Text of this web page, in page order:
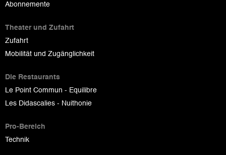
Abonnemente
Theater und Zufahrt
Zufahrt
Mobilität und Zugänglichkeit
Die Restaurants
Le Point Commun - Equilibre
Les Didascalies - Nuithonie
Pro-Bereich
Technik